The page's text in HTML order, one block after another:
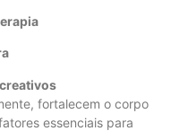
fortalecem o corpo
essenciais para